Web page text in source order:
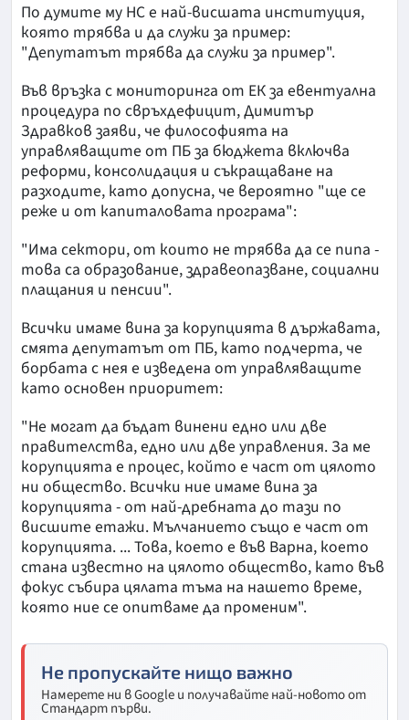
По думите му НС е най-висшата институция,
която трябва и да служи за пример:
"Депутатът трябва да служи за пример".
Във връзка с мониторинга от ЕК за евентуална
процедура по свръхдефицит, Димитър
Здравков заяви, че философията на
управляващите от ПБ за бюджета включва
реформи, консолидация и съкращаване на
разходите, като допусна, че вероятно "ще се
реже и от капиталовата програма":
"Има сектори, от които не трябва да се пипа -
това са образование, здравеопазване, социални
плащания и пенсии".
Всички имаме вина за корупцията в държавата,
смята депутатът от ПБ, като подчерта, че
борбата с нея е изведена от управляващите
като основен приоритет:
"Не могат да бъдат винени едно или две
правителства, едно или две управления. За ме
корупцията е процес, който е част от цялото
ни общество. Всички ние имаме вина за
корупцията - от най-дребната до тази по
висшите етажи. Мълчанието също е част от
корупцията. ... Това, което е във Варна, което
стана известно на цялото общество, като във
фокус събира цялата тъма на нашето време,
която ние се опитваме да променим".
Не пропускайте нищо важно
Намерете ни в Google и получавайте най-новото от
Стандарт първи.